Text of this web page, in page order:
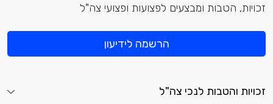
זכויות, הטבות ומבצעים לפצועות ופצועי צה"ל
הרשמה לידיעון
זכויות והטבות לנכי צה"ל